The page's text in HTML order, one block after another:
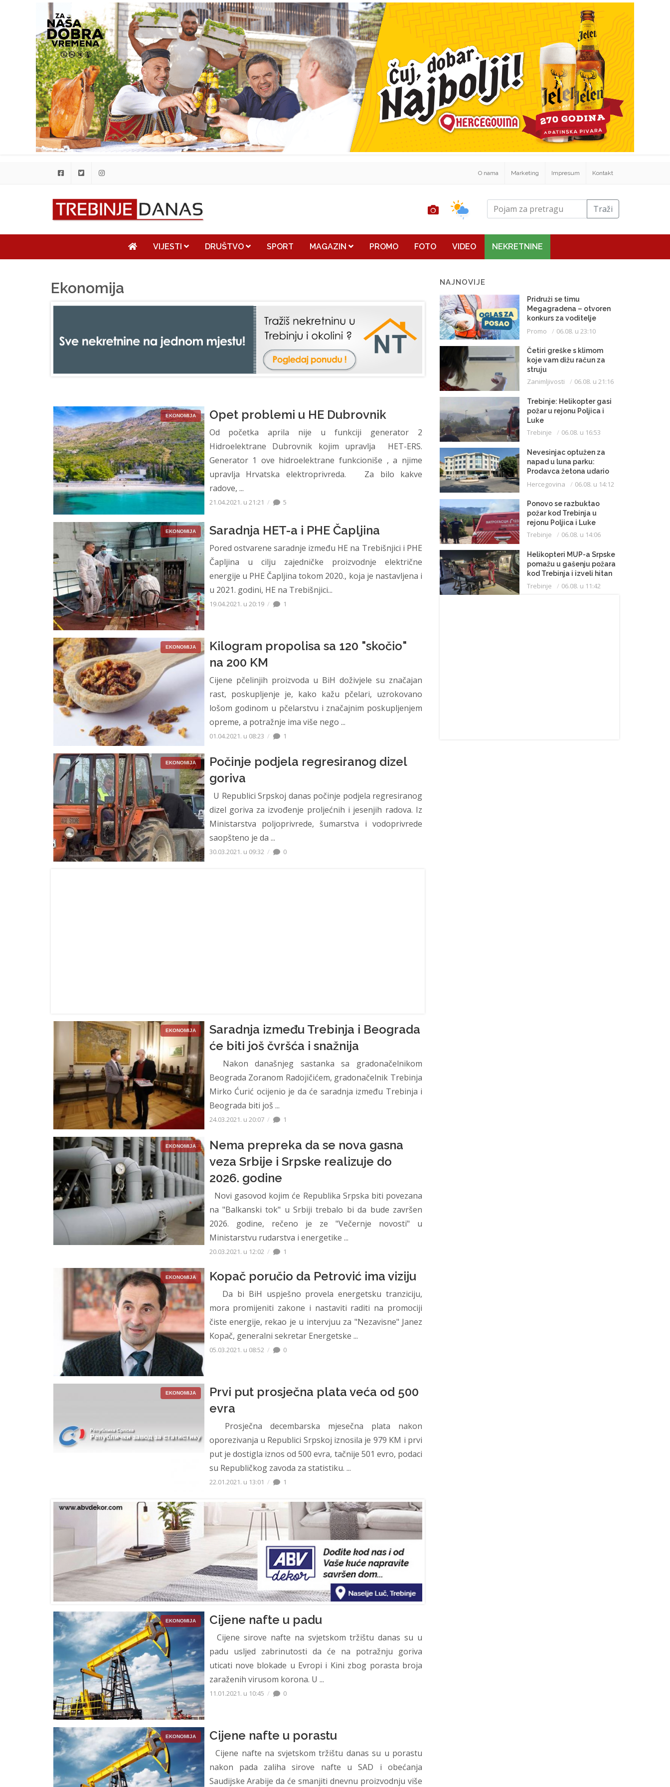
O nama Marketing Impresum Kontakt
Traži
VIJESTI DRUŠTVO SPORT MAGAZIN PROMO FOTO VIDEO NEKRETNINE
Ekonomija
EKONOMIJA Opet problemi u HE Dubrovnik
Od početka aprila nije u funkciji generator 2
Hidroelektrane Dubrovnik kojim upravlja HET-ERS.
Generator 1 ove hidroelektrane funkcioniše , a njime
upravlja Hrvatska elektroprivreda. Za bilo kakve
radove, ...
21.04.2021. u 21:21 5
EKONOMIJA Saradnja HET-a i PHE Čapljina
Pored ostvarene saradnje između HE na Trebišnjici i PHE
Čapljina u cilju zajedničke proizvodnje električne
energije u PHE Čapljina tokom 2020., koja je nastavljena i
u 2021. godini, HE na Trebišnjici...
19.04.2021. u 20:19 1
EKONOMIJA
Kilogram propolisa sa 120 "skočio"
na 200 KM
Cijene pčelinjih proizvoda u BiH doživjele su značajan
rast, poskupljenje je, kako kažu pčelari, uzrokovano
lošom godinom u pčelarstvu i značajnim poskupljenjem
opreme, a potražnje ima više nego ...
01.04.2021. u 08:23 1
EKONOMIJA
Počinje podjela regresiranog dizel
goriva
U Republici Srpskoj danas počinje podjela regresiranog
dizel goriva za izvođenje proljećnih i jesenjih radova. Iz
Ministarstva poljoprivrede, šumarstva i vodoprivrede
saopšteno je da ...
30.03.2021. u 09:32 0
EKONOMIJA
Saradnja između Trebinja i Beograda
će biti još čvršća i snažnija
Nakon današnjeg sastanka sa gradonačelnikom
Beograda Zoranom Radojičićem, gradonačelnik Trebinja
Mirko Ćurić ocijenio je da će saradnja između Trebinja i
Beograda biti još ...
24.03.2021. u 20:07 1
EKONOMIJA
Nema prepreka da se nova gasna
veza Srbije i Srpske realizuje do
2026. godine
Novi gasovod kojim će Republika Srpska biti povezana
na "Balkanski tok" u Srbiji trebalo bi da bude završen
2026. godine, rečeno je ze "Večernje novosti" u
Ministarstvu rudarstva i energetike ...
20.03.2021. u 12:02 1
EKONOMIJA Kopač poručio da Petrović ima viziju
Da bi BiH uspješno provela energetsku tranziciju,
mora promijeniti zakone i nastaviti raditi na promociji
čiste energije, rekao je u intervjuu za "Nezavisne" Janez
Kopač, generalni sekretar Energetske ...
05.03.2021. u 08:52 0
EKONOMIJA
Prvi put prosječna plata veća od 500
evra
Prosječna decembarska mjesečna plata nakon
oporezivanja u Republici Srpskoj iznosila je 979 KM i prvi
put je dostigla iznos od 500 evra, tačnije 501 evro, podaci
su Republičkog zavoda za statistiku. ...
22.01.2021. u 13:01 1
EKONOMIJA Cijene nafte u padu
Cijene sirove nafte na svjetskom tržištu danas su u
padu usljed zabrinutosti da će na potražnju goriva
uticati nove blokade u Evropi i Kini zbog porasta broja
zaraženih virusom korona. U ...
11.01.2021. u 10:45 0
EKONOMIJA Cijene nafte u porastu
Cijene nafte na svjetskom tržištu danas su u porastu
nakon pada zaliha sirove nafte u SAD i obećanja
Saudijske Arabije da će smanjiti dnevnu proizvodnju više
NAJNOVIJE
Pridruži se timu
Megagradena – otvoren
konkurs za voditelje
gradilišta
Promo 06.08. u 23:10
Četiri greške s klimom
koje vam dižu račun za
struju
Zanimljivosti 06.08. u 21:16
Trebinje: Helikopter gasi
požar u rejonu Poljica i
Luke
Trebinje 06.08. u 16:53
Nevesinjac optužen za
napad u luna parku:
Prodavca žetona udario
mikrofonom u glavu
Hercegovina 06.08. u 14:12
Ponovo se razbuktao
požar kod Trebinja u
rejonu Poljica i Luke
Trebinje 06.08. u 14:06
Helikopteri MUP-a Srpske
pomažu u gašenju požara
kod Trebinja i izveli hitan
medicinski let do
Beograda
Trebinje 06.08. u 11:42